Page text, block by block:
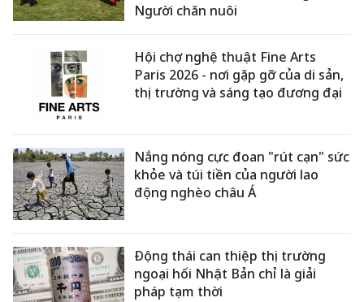
Người chăn nuôi
Hội chợ nghệ thuật Fine Arts
Paris 2026 - nơi gặp gỡ của di sản,
thị trường và sáng tạo đương đại
Nắng nóng cực đoan "rút cạn" sức
khỏe và túi tiền của người lao
động nghèo châu Á
Động thái can thiệp thị trường
ngoại hối Nhật Bản chỉ là giải
pháp tạm thời